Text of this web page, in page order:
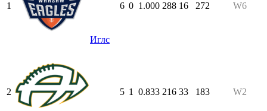
1
Иглс
6 0 1.000 288 16 272 W6
2 5 1 0.833 216 33 183 W2